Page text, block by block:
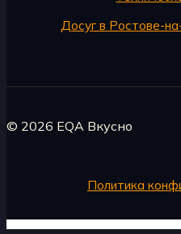
Досуг в Ростове-
© 2026 EQA Вкусно
Политика